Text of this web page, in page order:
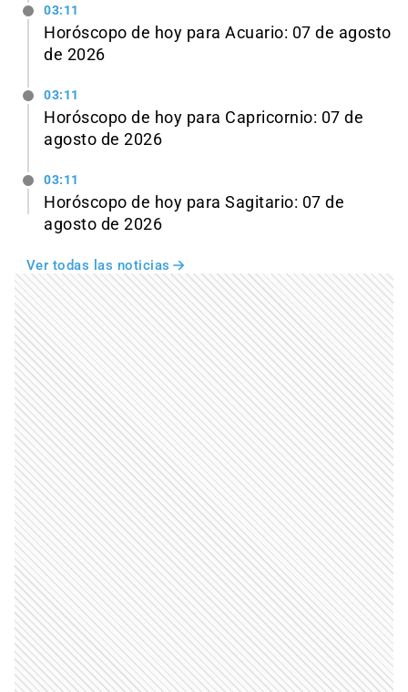
03:11
Horóscopo de hoy para Acuario: 07 de agosto
de 2026
03:11
Horóscopo de hoy para Capricornio: 07 de
agosto de 2026
03:11
Horóscopo de hoy para Sagitario: 07 de
agosto de 2026
Ver todas las noticias